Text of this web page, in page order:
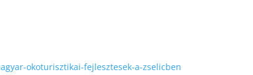
okoturisztikai-fejlesztesek-a-zselicben